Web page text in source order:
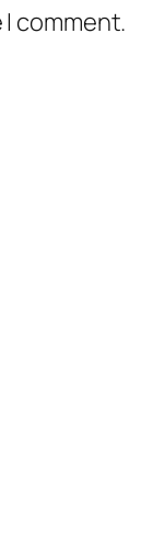
comment.